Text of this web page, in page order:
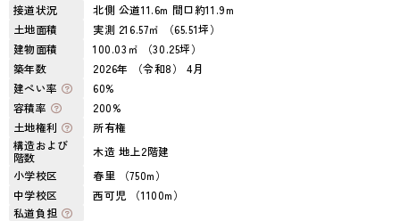
接道状況
北側 公道11.6m 間口約11.9m
土地面積
実測 216.57㎡ （65.51坪）
建物面積
100.03㎡ （30.25坪）
築年数
2026年 （令和8） 4月
建ぺい率
60%
容積率
200%
土地権利
所有権
構造および
階数
木造 地上2階建
小学校区
春里 （750m）
中学校区
西可児 （1100m）
私道負担